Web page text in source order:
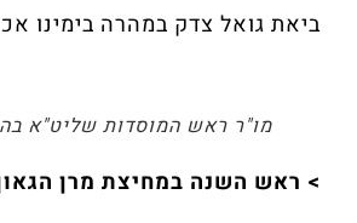
ביאת גואל צדק במהרה בימינו
מו"ר ראש המוסדות שליט"א
> ראש השנה במחיצת מרן